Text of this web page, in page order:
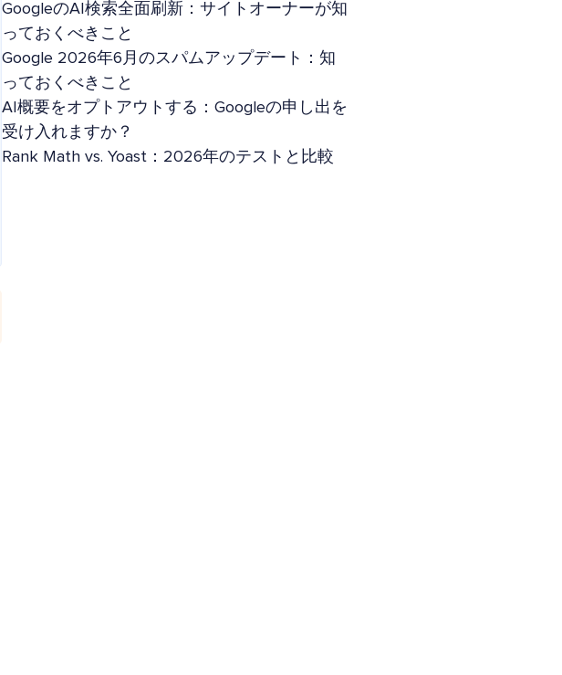
GoogleのAI検索全面刷新：サイトオーナーが知
っておくべきこと
Google 2026年6月のスパムアップデート：知
っておくべきこと
AI概要をオプトアウトする：Googleの申し出を
受け入れますか？
Rank Math vs. Yoast：2026年のテストと比較